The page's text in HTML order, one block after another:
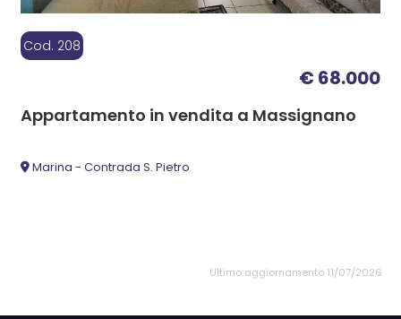
Cod. 208
€ 68.000
Appartamento in vendita a Massignano
Marina - Contrada S. Pietro
Ultimo aggiornamento 11/07/2026